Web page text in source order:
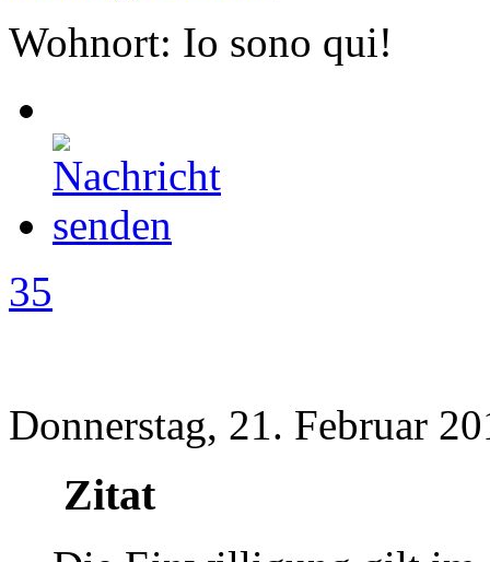
Wohnort: Io sono qui!
35
Donnerstag, 21. Februar
Zitat